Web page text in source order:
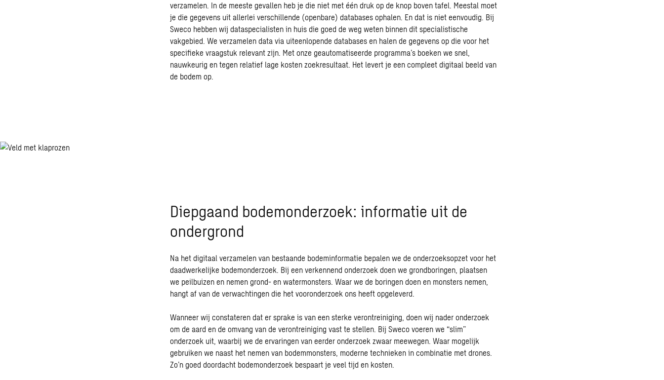
verzamelen. In de meeste gevallen heb je die niet met één druk op de knop boven tafel. Meestal moet
je die gegevens uit allerlei verschillende (openbare) databases ophalen. En dat is niet eenvoudig. Bij
Sweco hebben wij dataspecialisten in huis die goed de weg weten binnen dit specialistische
vakgebied. We verzamelen data via uiteenlopende databases en halen de gegevens op die voor het
specifieke vraagstuk relevant zijn. Met onze geautomatiseerde programma’s boeken we snel,
nauwkeurig en tegen relatief lage kosten zoekresultaat. Het levert je een compleet digitaal beeld van
de bodem op.
Diepgaand bodemonderzoek: informatie uit de
ondergrond
Na het digitaal verzamelen van bestaande bodeminformatie bepalen we de onderzoeksopzet voor het
daadwerkelijke bodemonderzoek. Bij een verkennend onderzoek doen we grondboringen, plaatsen
we peilbuizen en nemen grond- en watermonsters. Waar we de boringen doen en monsters nemen,
hangt af van de verwachtingen die het vooronderzoek ons heeft opgeleverd.
Wanneer wij constateren dat er sprake is van een sterke verontreiniging, doen wij nader onderzoek
om de aard en de omvang van de verontreiniging vast te stellen. Bij Sweco voeren we “slim”
onderzoek uit, waarbij we de ervaringen van eerder onderzoek zwaar meewegen. Waar mogelijk
gebruiken we naast het nemen van bodemmonsters, moderne technieken in combinatie met drones.
Zo’n goed doordacht bodemonderzoek bespaart je veel tijd en kosten.